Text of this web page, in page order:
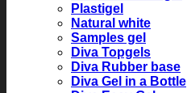
Plastigel
Natural white
Samples gel
Diva Topgels
Diva Rubber base
Diva Gel in a Bottle